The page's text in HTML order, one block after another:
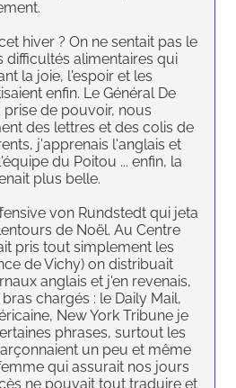
hiver ? On ne sentait pas le
difficultés alimentaires qui
la joie, l'espoir et les
enfin. Le Général De
prise de pouvoir, nous
des lettres et des colis de
j'apprenais l'anglais et
du Poitou ... enfin, la
plus belle.
von Rundstedt qui jeta
de Noël. Au Centre
pris tout simplement les
de Vichy) on distribuait
anglais et j'en revenais,
chargés : le Daily Mail,
New York Tribune je
phrases, surtout les
un peu et même
qui assurait nos jours
ne pouvait tout traduire et